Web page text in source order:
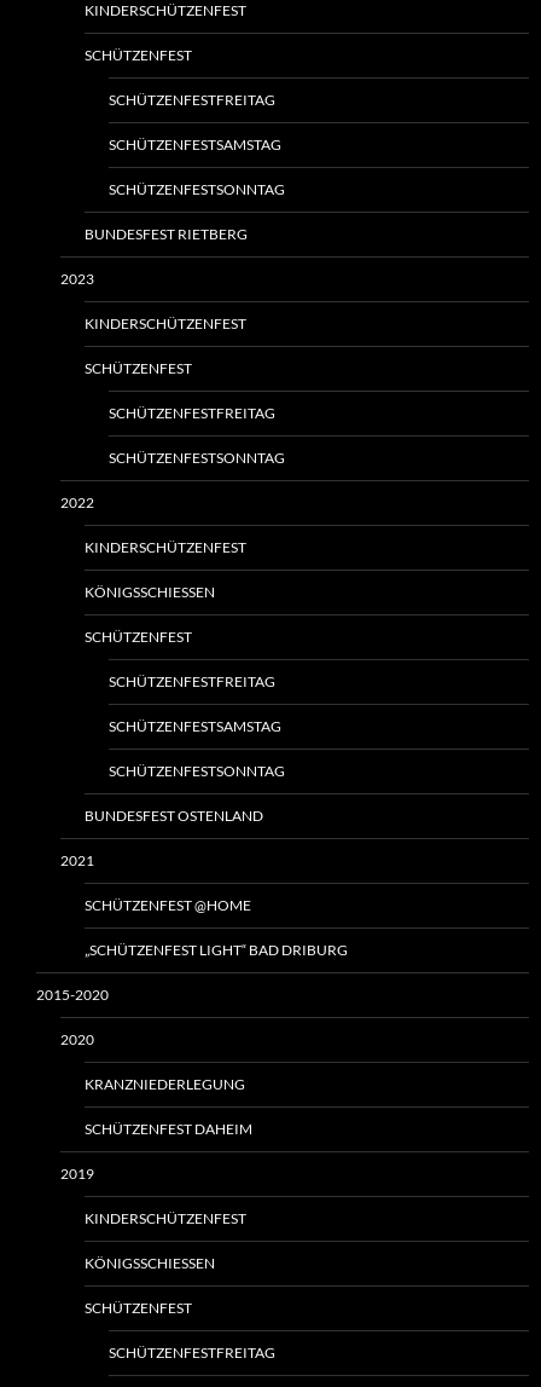
KINDERSCHÜTZENFEST
SCHÜTZENFEST
SCHÜTZENFESTFREITAG
SCHÜTZENFESTSAMSTAG
SCHÜTZENFESTSONNTAG
BUNDESFEST RIETBERG
2023
KINDERSCHÜTZENFEST
SCHÜTZENFEST
SCHÜTZENFESTFREITAG
SCHÜTZENFESTSONNTAG
2022
KINDERSCHÜTZENFEST
KÖNIGSSCHIESSEN
SCHÜTZENFEST
SCHÜTZENFESTFREITAG
SCHÜTZENFESTSAMSTAG
SCHÜTZENFESTSONNTAG
BUNDESFEST OSTENLAND
2021
SCHÜTZENFEST @HOME
„SCHÜTZENFEST LIGHT“ BAD DRIBURG
2015-2020
2020
KRANZNIEDERLEGUNG
SCHÜTZENFEST DAHEIM
2019
KINDERSCHÜTZENFEST
KÖNIGSSCHIESSEN
SCHÜTZENFEST
SCHÜTZENFESTFREITAG